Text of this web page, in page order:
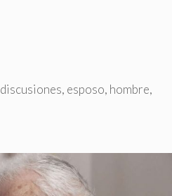
discusiones, esposo, hombre,